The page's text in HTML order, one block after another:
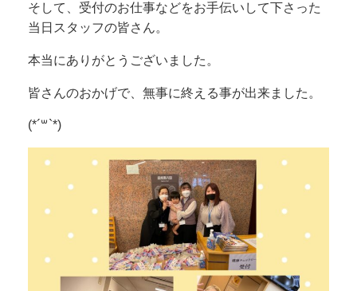
そして、受付のお仕事などをお手伝いして下さった
当日スタッフの皆さん。
本当にありがとうございました。
皆さんのおかげで、無事に終える事が出来ました。
(*´꒳`*)